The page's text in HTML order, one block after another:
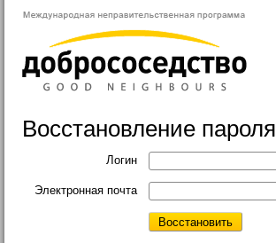
Восстановление пароля
Логин
Электронная почта